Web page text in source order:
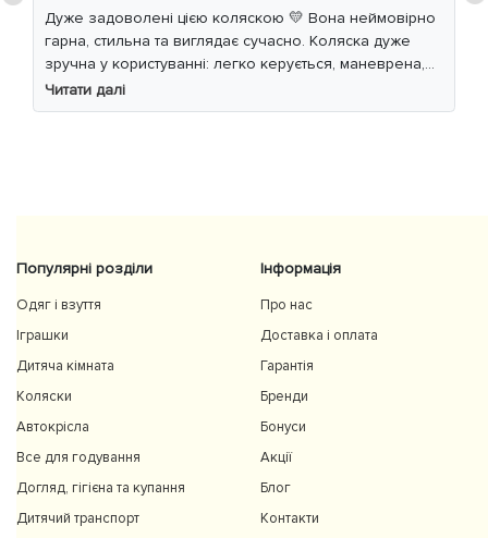
Дуже задоволені цією коляскою 💛 Вона неймовірно
гарна, стильна та виглядає сучасно. Коляска дуже
зручна у користуванні: легко керується, маневрена,
м’який хід навіть по нерівній дорозі. Дитині
комфортно, просторе сидіння та великий капюшон
Читати далі
Популярні розділи
Одяг і взуття
Іграшки
Дитяча кімната
Коляски
Автокрісла
Все для годування
Догляд, гігієна та купання
Дитячий транспорт
Інформація
Про нас
Доставка і оплата
Гарантія
Бренди
Бонуси
Акції
Блог
Контакти